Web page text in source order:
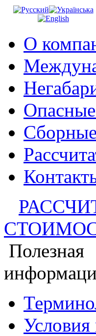
О
Полезная
Условия